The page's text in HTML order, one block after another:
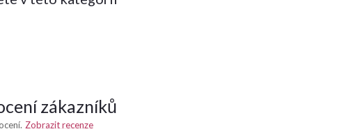
zákazníků
Zobrazit recenze